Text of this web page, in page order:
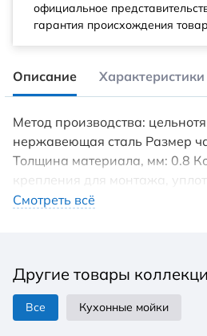
официальное
гарантия происхождения
Описание Характеристики
Метод производства:
нержавеющая сталь Размер
Толщина материала, мм: 0.8
крепления для монтажа,
донный клапан, сифон, слив,
Смотреть всё
Другие товары
Все Кухонные мойки